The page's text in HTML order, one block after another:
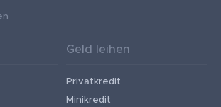
Geld leihen
Privatkredit
Minikredit